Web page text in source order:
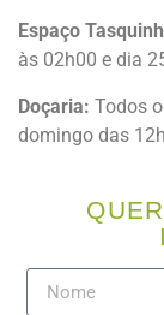
Espaço
às 02h00 e dia
Doçaria: Todos
domingo das